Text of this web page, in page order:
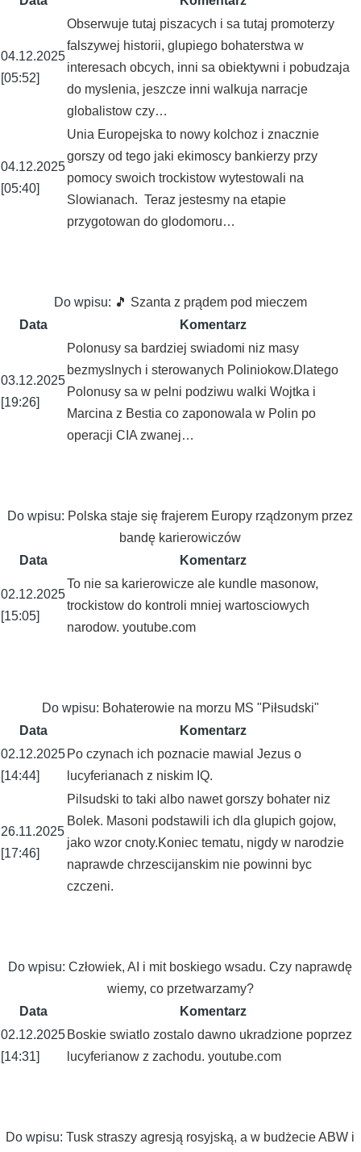
04.12.2025
[05:52]
Obserwuje tutaj piszacych i sa tutaj promoterzy
falszywej historii, glupiego bohaterstwa w
interesach obcych, inni sa obiektywni i pobudzaja
do myslenia, jeszcze inni walkuja narracje
globalistow czy…
04.12.2025
[05:40]
Unia Europejska to nowy kolchoz i znacznie
gorszy od tego jaki ekimoscy bankierzy przy
pomocy swoich trockistow wytestowali na
Slowianach. Teraz jestesmy na etapie
przygotowan do glodomoru…
Do wpisu: 🎵 Szanta z prądem pod mieczem
Data
Komentarz
03.12.2025
[19:26]
Polonusy sa bardziej swiadomi niz masy
bezmyslnych i sterowanych Poliniokow.Dlatego
Polonusy sa w pelni podziwu walki Wojtka i
Marcina z Bestia co zaponowala w Polin po
operacji CIA zwanej…
Do wpisu: Polska staje się frajerem Europy rządzonym przez
bandę karierowiczów
Data
Komentarz
02.12.2025
[15:05]
To nie sa karierowicze ale kundle masonow,
trockistow do kontroli mniej wartosciowych
narodow. youtube.com
Do wpisu: Bohaterowie na morzu MS "Piłsudski"
Data
Komentarz
02.12.2025
[14:44]
Po czynach ich poznacie mawial Jezus o
lucyferianach z niskim IQ.
26.11.2025
[17:46]
Pilsudski to taki albo nawet gorszy bohater niz
Bolek. Masoni podstawili ich dla glupich gojow,
jako wzor cnoty.Koniec tematu, nigdy w narodzie
naprawde chrzescijanskim nie powinni byc
czczeni.
Do wpisu:Człowiek, AI i mit boskiego wsadu. Czy naprawdę
wiemy, co przetwarzamy?
Data
Komentarz
02.12.2025
[14:31]
Boskie swiatlo zostalo dawno ukradzione poprzez
lucyferianow z zachodu. youtube.com
Do wpisu:Tusk straszy agresją rosyjską, a w budżecie ABW i